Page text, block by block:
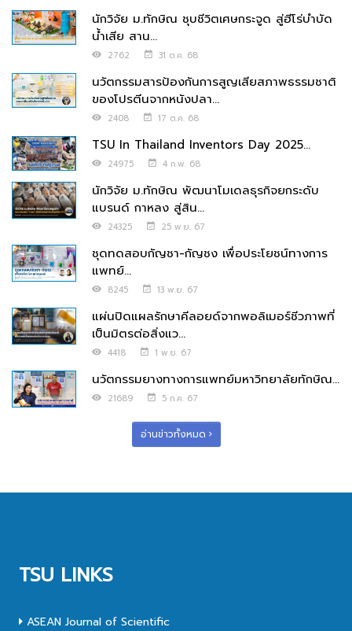
นักวิจัย ม.ทักษิณ ชุบชีวิตเศษกระจูด สู่ฮีโร่บำบัด
น้ำเสีย สาน...
2762 31 ต.ค. 68
นวัตกรรมสารป้องกันการสูญเสียสภาพธรรมชาติ
ของโปรตีนจากหนังปลา...
2408 17 ต.ค. 68
TSU In Thailand Inventors Day 2025...
24975 4 ก.พ. 68
นักวิจัย ม.ทักษิณ พัฒนาโมเดลธุรกิจยกระดับ
แบรนด์ กาหลง สู่สิน...
24325 25 พ.ย. 67
ชุดทดสอบกัญชา-กัญชง เพื่อประโยชน์ทางการ
แพทย์...
8245 13 พ.ย. 67
แผ่นปิดแผลรักษาคีลอยด์จากพอลิเมอร์ชีวภาพที่
เป็นมิตรต่อสิ่งแว...
4418 1 พ.ย. 67
นวัตกรรมยางทางการแพทย์มหาวิทยาลัยทักษิณ...
21689 5 ก.ค. 67
อ่านข่าวทั้งหมด
TSU LINKS
ASEAN Journal of Scientific